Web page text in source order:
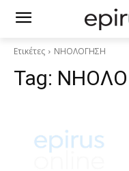
Ετικέτες ΝΗΟΛΟΓΗΣΗ
Tag: